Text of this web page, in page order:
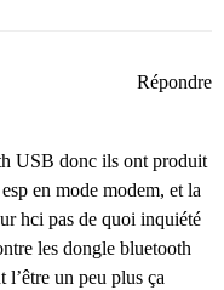
USB donc ils ont produit
en mode modem, et la
hci pas de quoi inquiété
les dongle bluetooth
l’être un peu plus ça
Répondre